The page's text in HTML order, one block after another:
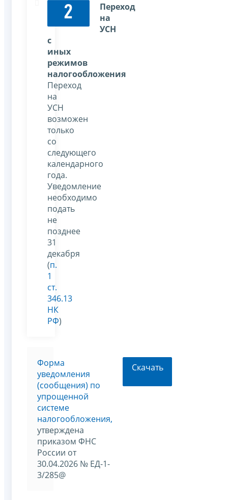
2
Переход
на
УСН
с
иных
режимов
налогообложения
Переход
на
УСН
возможен
только
со
следующего
календарного
года.
Уведомление
необходимо
подать
не
позднее
31
декабря
(п.
1
ст.
346.13
НК
РФ)
Форма
уведомления
(сообщения) по
упрощенной
системе
налогообложения,
утверждена
приказом ФНС
России от
30.04.2026 № ЕД-1-
3/285@
Скачать